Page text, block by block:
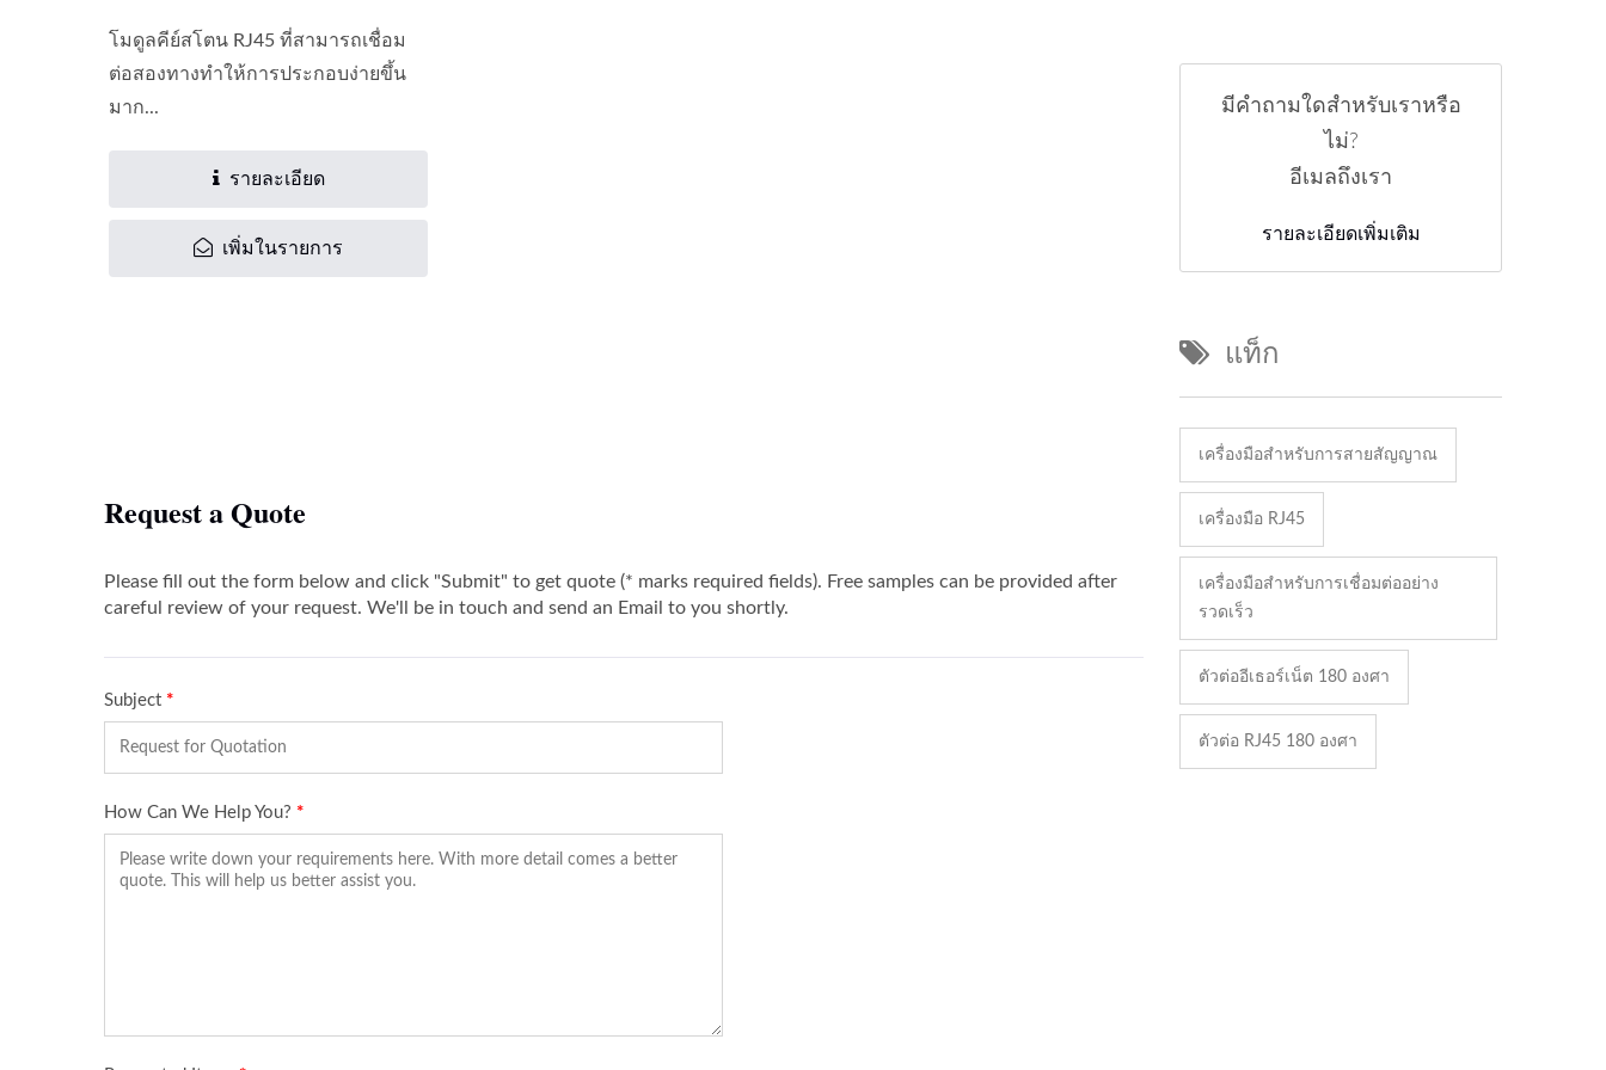
โมดูลคีย์สโตน RJ45 ที่สามารถเชื่อม
ต่อสองทางทำให้การประกอบง่ายขึ้น
มาก...
รายละเอียด
เพิ่มในรายการ
มีคำถามใดสำหรับเราหรือ
ไม่?
อีเมลถึงเรา
รายละเอียดเพิ่มเติม
แท็ก
เครื่องมือสำหรับการสายสัญญาณ
เครื่องมือ RJ45
เครื่องมือสำหรับการเชื่อมต่ออย่าง
รวดเร็ว
ตัวต่ออีเธอร์เน็ต 180 องศา
ตัวต่อ RJ45 180 องศา